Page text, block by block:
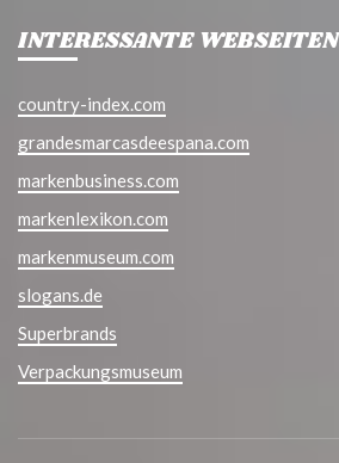
INTERESSANTE WEBSEITEN
country-index.com
grandesmarcasdeespana.com
markenbusiness.com
markenlexikon.com
markenmuseum.com
slogans.de
Superbrands
Verpackungsmuseum